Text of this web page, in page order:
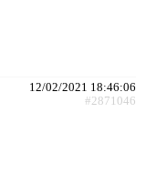
12/02/2021 18:46:06
#2871046